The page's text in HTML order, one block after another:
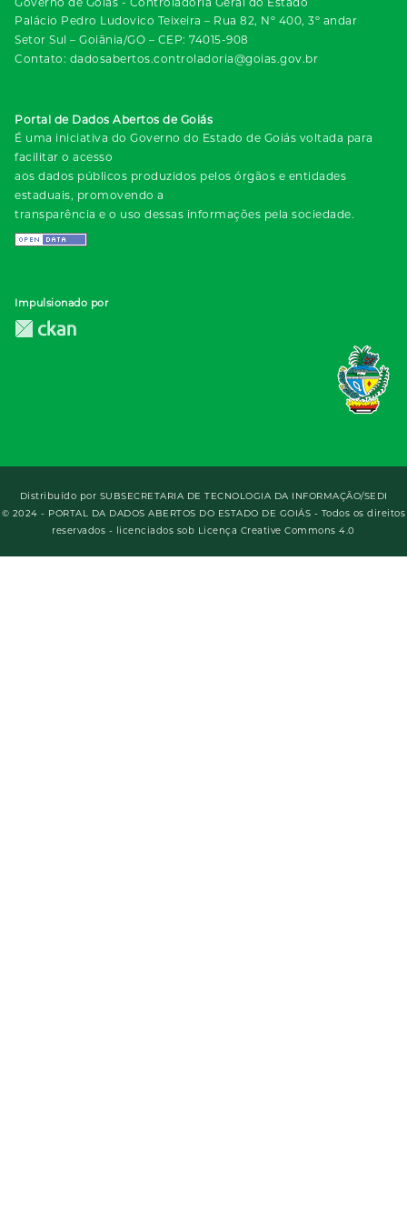
Palácio Pedro Ludovico Teixeira – Rua 82, Nº 400, 3º andar
Setor Sul – Goiânia/GO – CEP: 74015-908
Contato: dadosabertos.controladoria@goias.gov.br
Portal de Dados Abertos de Goiás
É uma iniciativa do Governo do Estado de Goiás voltada para
facilitar o acesso
aos dados públicos produzidos pelos órgãos e entidades
estaduais, promovendo a
transparência e o uso dessas informações pela sociedade.
Impulsionado por
Distribuído por SUBSECRETARIA DE TECNOLOGIA DA INFORMAÇÃO/SEDI
© 2024 - PORTAL DA DADOS ABERTOS DO ESTADO DE GOIÁS - Todos os direitos
reservados - licenciados sob Licença Creative Commons 4.0